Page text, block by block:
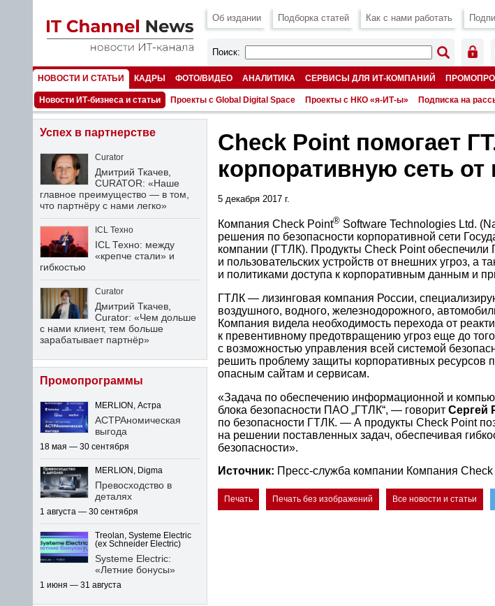
Об издании Подборка статей Как с нами работать
Поиск:
НОВОСТИ И СТАТЬИ КАДРЫ ФОТО/ВИДЕО АНАЛИТИКА СЕРВИСЫ ДЛЯ ИТ-КОМПАНИЙ
НОМЕРА
Новости ИТ-бизнеса и статьи Проекты с Global Digital Space Проекты с НКО «я-ИТ-ы» Подписка на
Check Point помогает
корпоративную сеть от
5 декабря 2017 г.
Компания Check Point® Software Technologies Ltd.
решения по безопасности корпоративной сети
компании (ГТЛК). Продукты Check Point обеспечили
и пользовательских устройств от внешних угроз, а
и политиками доступа к корпоративным данным и
ГТЛК — лизинговая компания России,
воздушного, водного, железнодорожного,
Компания видела необходимость перехода от
к превентивному предотвращению угроз еще до
с возможностью управления всей системой
решить проблему защиты корпоративных ресурсов
опасным сайтам и сервисам.
«Задача по обеспечению информационной и
блока безопасности ПАО „ГТЛК“, — говорит Сергей
по безопасности ГТЛК. — А продукты Check Point
на решении поставленных задач, обеспечивая
безопасности».
Источник: Пресс-служба компании Компания
Печать Печать без изображений Все новости и статьи
Успех в партнерстве
Curator
Дмитрий Ткачев,
CURATOR: «Наше
главное преимущество — в том,
что партнёру с нами легко»
ICL Техно
ICL Техно: между
«крепче стали» и
гибкостью
Curator
Дмитрий Ткачев,
Curator: «Чем дольше
с нами клиент, тем больше
зарабатывает партнёр»
Промопрограммы
MERLION, Астра
АСТРАномическая
выгода
18 мая — 30 сентября
MERLION, Digma
Превосходство в
деталях
1 августа — 30 сентября
Treolan, Systeme Electric
(ex Schneider Electric)
Systeme Electric:
«Летние бонусы»
1 июня — 31 августа